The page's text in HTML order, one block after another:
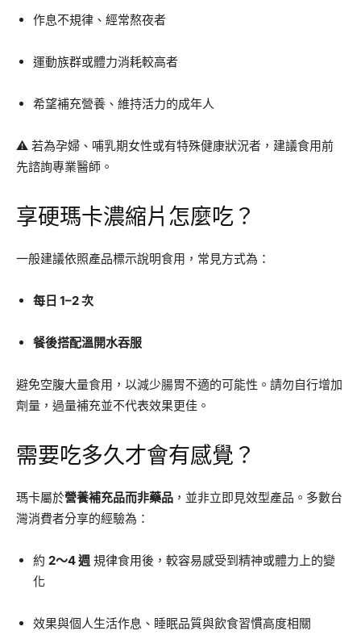
作息不規律、經常熬夜者
運動族群或體力消耗較高者
希望補充營養、維持活力的成年人
⚠️ 若為孕婦、哺乳期女性或有特殊健康狀況者，建議食用前
先諮詢專業醫師。
享硬瑪卡濃縮片怎麼吃？
一般建議依照產品標示說明食用，常見方式為：
每日 1–2 次
餐後搭配溫開水吞服
避免空腹大量食用，以減少腸胃不適的可能性。請勿自行增加
劑量，過量補充並不代表效果更佳。
需要吃多久才會有感覺？
瑪卡屬於營養補充品而非藥品 ，並非立即見效型產品。多數台
灣消費者分享的經驗為：
約 2～4 週 規律食用後，較容易感受到精神或體力上的變
化
效果與個人生活作息、睡眠品質與飲食習慣高度相關